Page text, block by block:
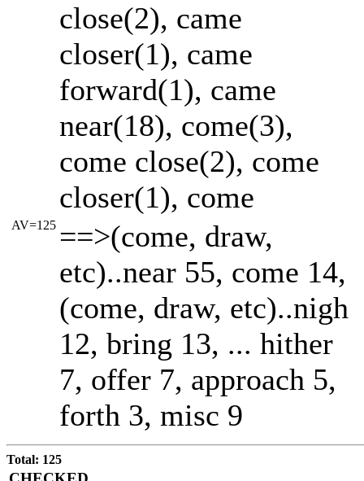
close(2), came
closer(1), came
forward(1), came
near(18), come(3),
come close(2), come
closer(1), come
AV=125 ==>(come, draw,
etc)..near 55, come 14,
(come, draw, etc)..nigh
12, bring 13, ... hither
7, offer 7, approach 5,
forth 3, misc 9
Total: 125